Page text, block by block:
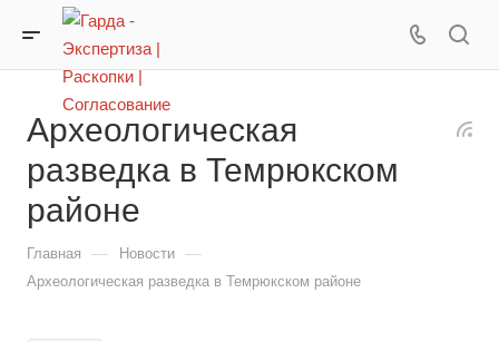
Археологическая
разведка в Темрюкском
районе
Главная — Новости —
Археологическая разведка в Темрюкском районе